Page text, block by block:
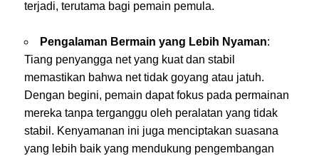
terjadi, terutama bagi pemain pemula.
Pengalaman Bermain yang Lebih Nyaman:
Tiang penyangga net yang kuat dan stabil
memastikan bahwa net tidak goyang atau jatuh.
Dengan begini, pemain dapat fokus pada permainan
mereka tanpa terganggu oleh peralatan yang tidak
stabil. Kenyamanan ini juga menciptakan suasana
yang lebih baik yang mendukung pengembangan